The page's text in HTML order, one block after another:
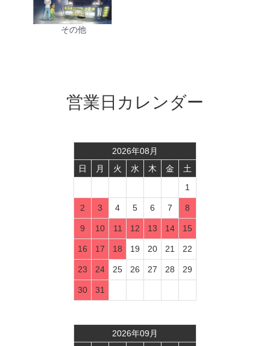
その他
営業日カレンダー
2026年08 月
日
月 火 水 木 金
土
1
2 3 4 5 6 7 8
9 10 11 12 13 14 15
16 17 18 19 20 21 22
23 24 25 26 27 28 29
30 31
2026年09 月